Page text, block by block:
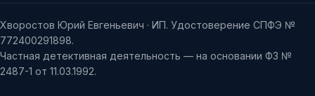
Хворостов Юрий Евгеньевич · ИП. Удостоверение СПФЭ №
772400291898.
Частная детективная деятельность — на основании ФЗ №
2487-1 от 11.03.1992.